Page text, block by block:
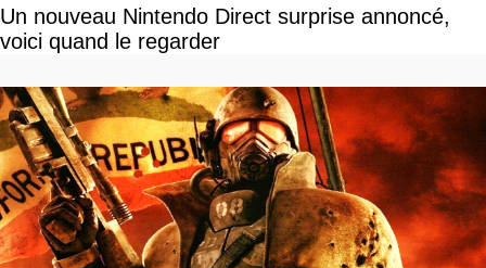
Un nouveau Nintendo Direct surprise annoncé,
voici quand le regarder